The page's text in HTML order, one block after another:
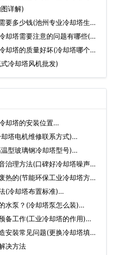
详解)
要多少钱(池州专业冷却塔生产
却塔需要注意的问题有哪些(冷
却塔的质量好坏(冷却塔哪个厂
冷却塔风机批发)
却塔的安装位置…
塔电机维修联系方式)…
型玻璃钢冷却塔型号)…
治理方法(口碑好冷却塔噪声治
热的(节能环保工业冷却塔方案)
(冷却塔布置标准)…
水泵？(冷却塔泵怎么装)…
备工作(工业冷却塔的作用)…
安裝常见问题(更换冷却塔填料
决方法